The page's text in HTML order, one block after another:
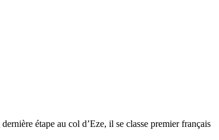
étape au col d’Eze, il se classe premier français